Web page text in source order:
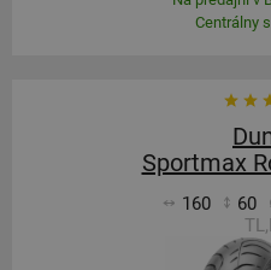
Centrálny
Sportmax
160 60